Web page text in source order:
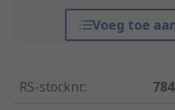
Voeg toe
RS-stocknr.: